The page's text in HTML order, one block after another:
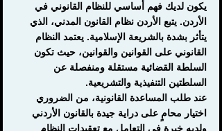
يكون لديك فهم أساسي للنظام القانوني في
الأردن. يتبع الأردن نظام القانون المدني، الذي
يتأثر بشدة بالشريعة الإسلامية. يعتمد النظام
القانوني على القوانين والقوانين، حيث تكون
السلطة القضائية مستقلة ومنفصلة عن
السلطتين التنفيذية والتشريعية.
عند طلب المساعدة القانونية، من الضروري
اختيار محامٍ على دراية جيدة بالقانون الأردني
ولديه خبرة في التعامل مع تعقيدات النظام